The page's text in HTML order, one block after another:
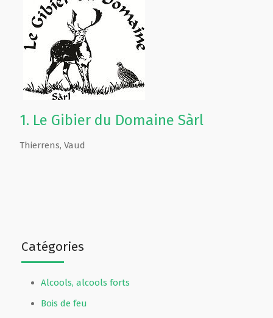
Catégories
Alcools, alcools forts
Bois de feu
1. Le Gibier du Domaine Sàrl
Thierrens, Vaud